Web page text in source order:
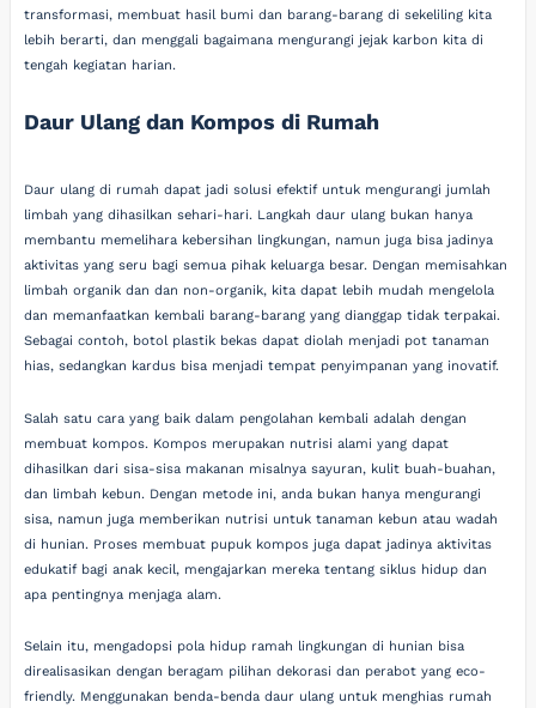
transformasi, membuat hasil bumi dan barang-barang di sekeliling kita
lebih berarti, dan menggali bagaimana mengurangi jejak karbon kita di
tengah kegiatan harian.
Daur Ulang dan Kompos di Rumah
Daur ulang di rumah dapat jadi solusi efektif untuk mengurangi jumlah
limbah yang dihasilkan sehari-hari. Langkah daur ulang bukan hanya
membantu memelihara kebersihan lingkungan, namun juga bisa jadinya
aktivitas yang seru bagi semua pihak keluarga besar. Dengan memisahkan
limbah organik dan dan non-organik, kita dapat lebih mudah mengelola
dan memanfaatkan kembali barang-barang yang dianggap tidak terpakai.
Sebagai contoh, botol plastik bekas dapat diolah menjadi pot tanaman
hias, sedangkan kardus bisa menjadi tempat penyimpanan yang inovatif.
Salah satu cara yang baik dalam pengolahan kembali adalah dengan
membuat kompos. Kompos merupakan nutrisi alami yang dapat
dihasilkan dari sisa-sisa makanan misalnya sayuran, kulit buah-buahan,
dan limbah kebun. Dengan metode ini, anda bukan hanya mengurangi
sisa, namun juga memberikan nutrisi untuk tanaman kebun atau wadah
di hunian. Proses membuat pupuk kompos juga dapat jadinya aktivitas
edukatif bagi anak kecil, mengajarkan mereka tentang siklus hidup dan
apa pentingnya menjaga alam.
Selain itu, mengadopsi pola hidup ramah lingkungan di hunian bisa
direalisasikan dengan beragam pilihan dekorasi dan perabot yang eco-
friendly. Menggunakan benda-benda daur ulang untuk menghias rumah